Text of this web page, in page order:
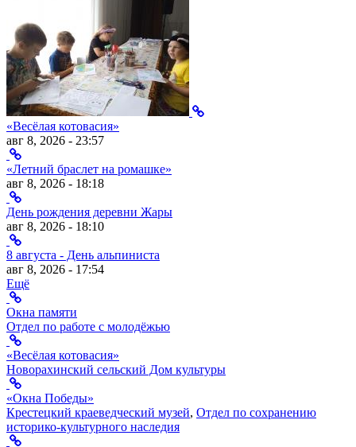
«Весёлая котовасия»
авг 8, 2026 - 23:57
«Летний браслет на ромашке»
авг 8, 2026 - 18:18
День рождения деревни Жары
авг 8, 2026 - 18:10
8 августа - День альпиниста
авг 8, 2026 - 17:54
Ещё
Окна памяти
Отдел по работе с молодёжью
«Весёлая котовасия»
Новорахинский сельский Дом культуры
«Окна Победы»
Крестецкий краеведческий музей, Отдел по сохранению
историко-культурного наследия